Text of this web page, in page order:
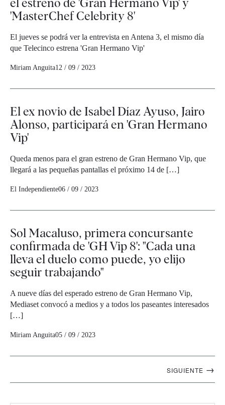
'MasterChef Celebrity 8'
El jueves se podrá ver la entrevista en Antena 3, el mismo día
que Telecinco estrena 'Gran Hermano Vip'
Miriam Anguita12 / 09 / 2023
El ex novio de Isabel Díaz Ayuso, Jairo
Alonso, participará en 'Gran Hermano
Vip'
Queda menos para el gran estreno de Gran Hermano Vip, que
llegará a las pequeñas pantallas el próximo 14 de […]
El Independiente06 / 09 / 2023
Sol Macaluso, primera concursante
confirmada de 'GH Vip 8': "Cada una
lleva el duelo como puede, yo elijo
seguir trabajando"
A nueve días del esperado estreno de Gran Hermano Vip,
Mediaset convocó a medios y a todos los paseantes interesados
[…]
Miriam Anguita05 / 09 / 2023
SIGUIENTE →